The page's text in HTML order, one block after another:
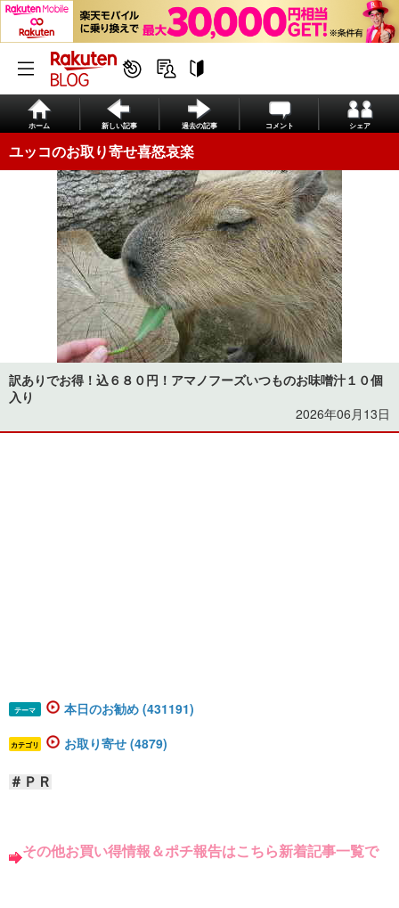
ホーム 新しい記事 過去の記事 コメント シェア
ユッコのお取り寄せ喜怒哀楽
訳ありでお得！込６８０円！アマノフーズいつものお味噌汁１０個
入り
2026年06月13日
テーマ 本日のお勧め (431191)
カテゴリ お取り寄せ (4879)
＃ＰＲ
その他お買い得情報＆ポチ報告はこちら新着記事一覧で